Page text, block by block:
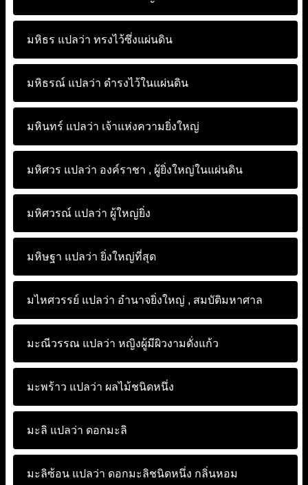
มหิธร แปลว่า ทรงไว้ซึ่งแผ่นดิน
มหิธรณ์ แปลว่า ดำรงไว้ในแผ่นดิน
มหินทร์ แปลว่า เจ้าแห่งความยิ่งใหญ่
มหิศวร แปลว่า องค์ราชา , ผู้ยิ่งใหญ่ในแผ่นดิน
มหิศวรณ์ แปลว่า ผู้ใหญ่ยิ่ง
มหิษฐา แปลว่า ยิ่งใหญ่ที่สุด
มไหศวรรย์ แปลว่า อำนาจยิ่งใหญ่ , สมบัติมหาศาล
มะณีวรรณ แปลว่า หญิงผู้มีผิวงามดั่งแก้ว
มะพร้าว แปลว่า ผลไม้ชนิดหนึ่ง
มะลิ แปลว่า ดอกมะลิ
มะลิซ้อน แปลว่า ดอกมะลิชนิดหนึ่ง กลิ่นหอม